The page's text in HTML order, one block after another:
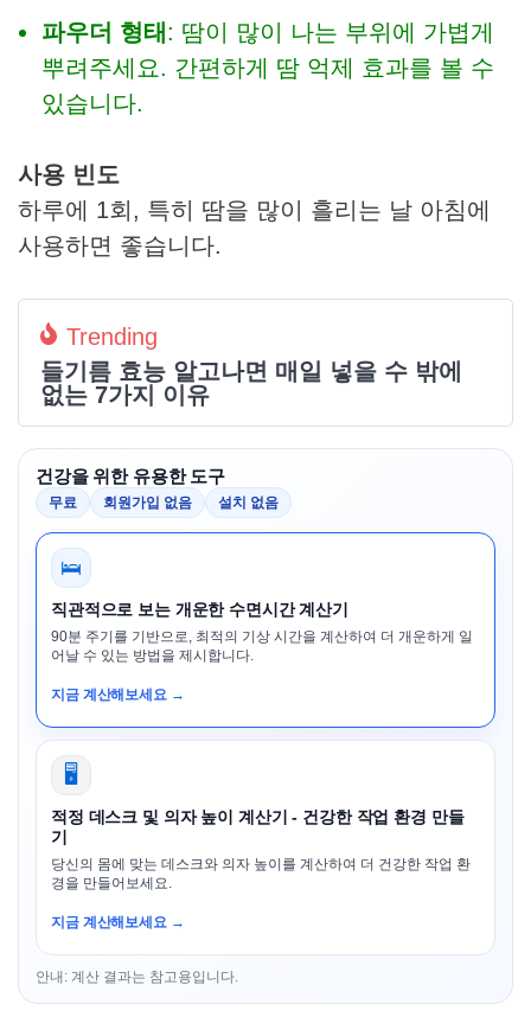
파우더 형태 : 땀이 많이 나는 부위에 가볍게
뿌려주세요. 간편하게 땀 억제 효과를 볼 수
있습니다.
사용 빈도
하루에 1회, 특히 땀을 많이 흘리는 날 아침에
사용하면 좋습니다.
Trending
들기름 효능 알고나면 매일 넣을 수 밖에
없는 7가지 이유
건강을 위한 유용한 도구
무료 회원가입 없음 설치 없음
🛌
직관적으로 보는 개운한 수면시간 계산기
90분 주기를 기반으로, 최적의 기상 시간을 계산하여 더 개운하게 일
어날 수 있는 방법을 제시합니다.
지금 계산해보세요 →
🖥️
적정 데스크 및 의자 높이 계산기 - 건강한 작업 환경 만들
기
당신의 몸에 맞는 데스크와 의자 높이를 계산하여 더 건강한 작업 환
경을 만들어보세요.
지금 계산해보세요 →
안내: 계산 결과는 참고용입니다.